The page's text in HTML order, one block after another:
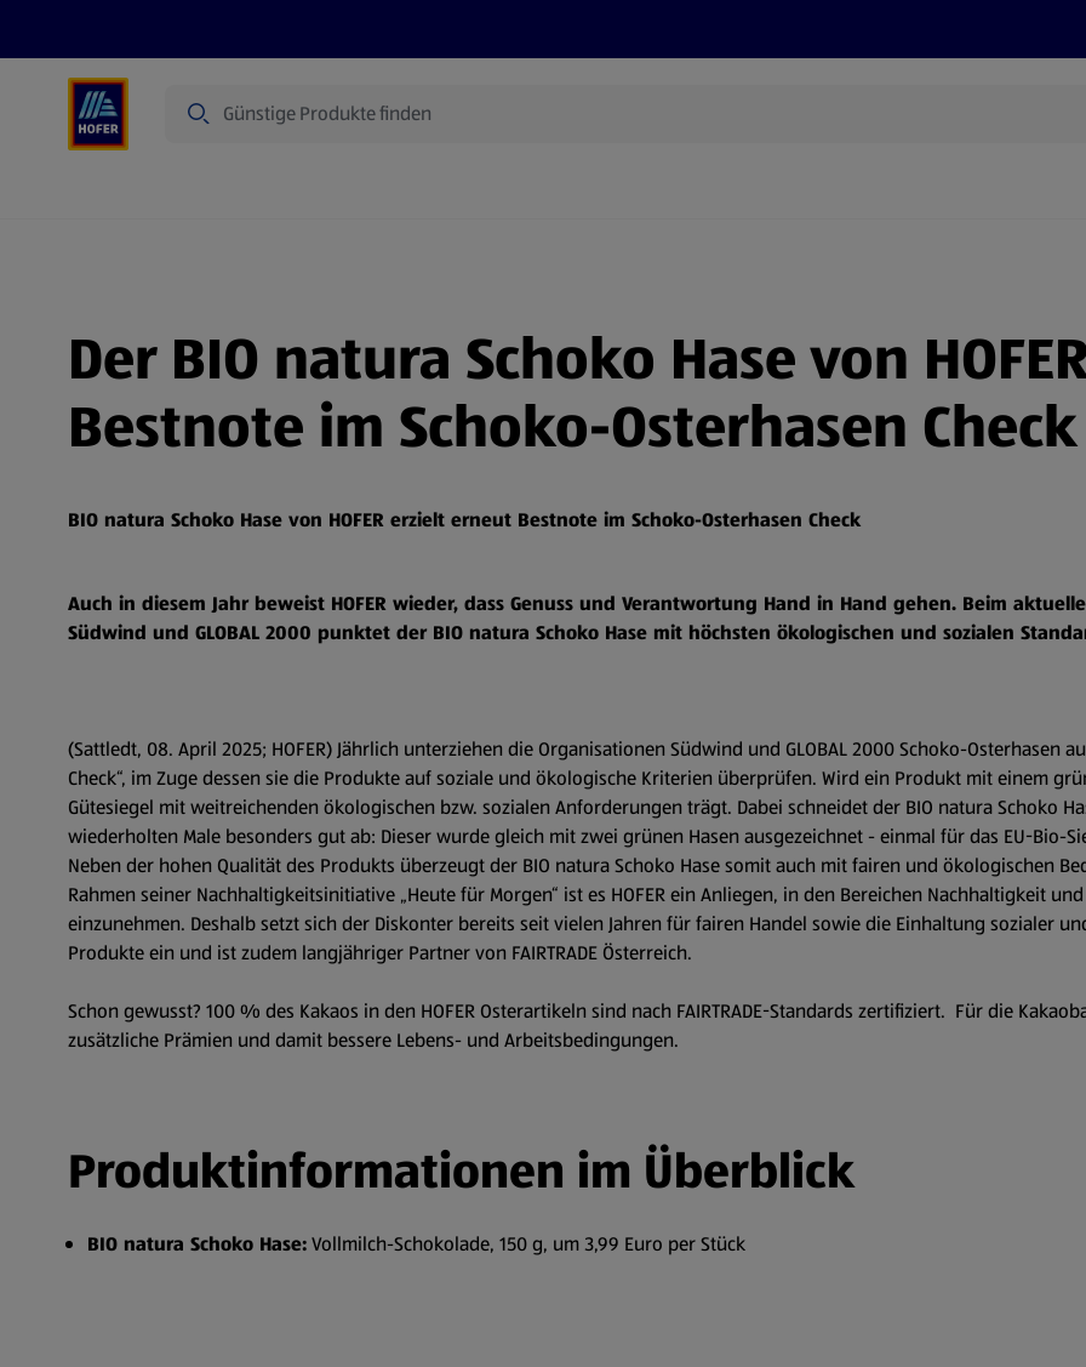
Der BIO natura Schoko Hase von
Bestnote im Schoko-Osterhasen
BIO natura Schoko Hase von HOFER erzielt erneut Bestnote im Schoko-Osterhasen Check
Auch in diesem Jahr beweist HOFER wieder, dass Genuss und Verantwortung Hand in Hand gehen. Beim
Südwind und GLOBAL 2000 punktet der BIO natura Schoko Hase mit höchsten ökologischen und sozialen
(Sattledt, 08. April 2025; HOFER) Jährlich unterziehen die Organisationen Südwind und GLOBAL 2000 Schoko-Osterhasen
Check“, im Zuge dessen sie die Produkte auf soziale und ökologische Kriterien überprüfen. Wird ein Produkt mit einem
Gütesiegel mit weitreichenden ökologischen bzw. sozialen Anforderungen trägt. Dabei schneidet der BIO natura Schoko
wiederholten Male besonders gut ab: Dieser wurde gleich mit zwei grünen Hasen ausgezeichnet - einmal für das EU-Bio-
Neben der hohen Qualität des Produkts überzeugt der BIO natura Schoko Hase somit auch mit fairen und ökologischen
Rahmen seiner Nachhaltigkeitsinitiative „Heute für Morgen“ ist es HOFER ein Anliegen, in den Bereichen Nachhaltigkeit
einzunehmen. Deshalb setzt sich der Diskonter bereits seit vielen Jahren für fairen Handel sowie die Einhaltung sozialer
Produkte ein und ist zudem langjähriger Partner von FAIRTRADE Österreich.
Schon gewusst? 100 % des Kakaos in den HOFER Osterartikeln sind nach FAIRTRADE-Standards zertifiziert. Für die
zusätzliche Prämien und damit bessere Lebens- und Arbeitsbedingungen.
Produktinformationen im Überblick
BIO natura Schoko Hase:Vollmilch-Schokolade, 150 g, um 3,99 Euro per Stück